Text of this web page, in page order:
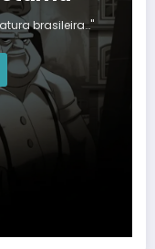
brasileira…"